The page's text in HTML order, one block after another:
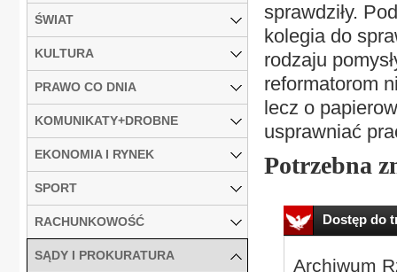
sprawdziły.
kolegia do
rodzaju
reformatorom
lecz o
usprawniać
Potrzebna
Dostęp do
Archiwum
ŚWIAT
KULTURA
PRAWO CO DNIA
KOMUNIKATY+DROBNE
EKONOMIA I RYNEK
SPORT
RACHUNKOWOŚĆ
SĄDY I PROKURATURA